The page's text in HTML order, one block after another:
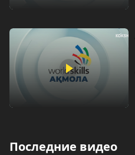
Последние видео